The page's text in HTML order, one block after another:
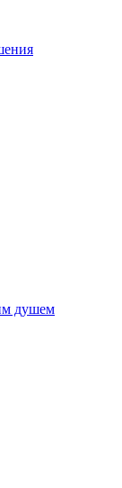
душем